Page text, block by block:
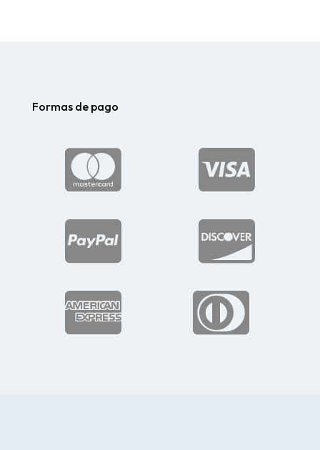
Formas de pago





